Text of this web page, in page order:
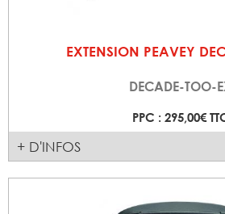
EXTENSION PEAVEY
DECADE-TOO-
PPC : 295,00€
+ D'INFOS